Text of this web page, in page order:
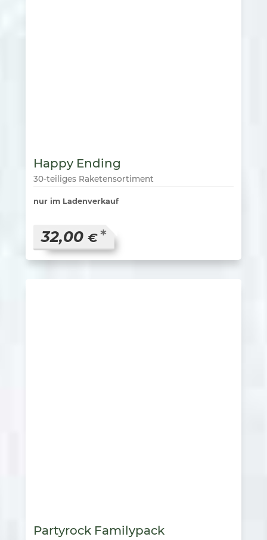
Happy Ending
30-teiliges Raketensortiment
nur im Ladenverkauf
32,00 € *
Partyrock Familypack